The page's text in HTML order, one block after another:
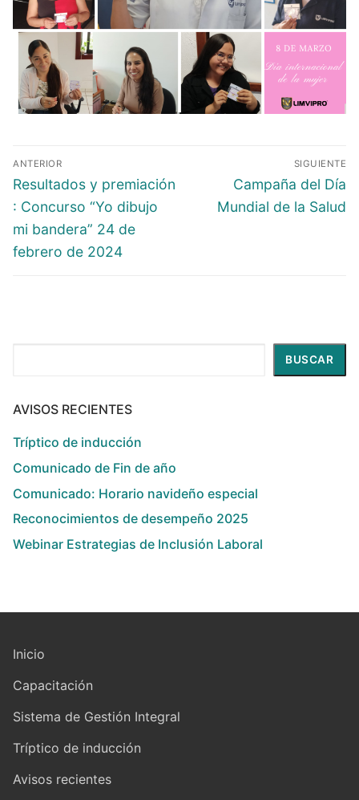
ANTERIOR
Resultados y premiación
: Concurso “Yo dibujo
mi bandera” 24 de
febrero de 2024
SIGUIENTE
Campaña del Día
Mundial de la Salud
BUSCAR
AVISOS RECIENTES
Tríptico de inducción
Comunicado de Fin de año
Comunicado: Horario navideño especial
Reconocimientos de desempeño 2025
Webinar Estrategias de Inclusión Laboral
Inicio
Capacitación
Sistema de Gestión Integral
Tríptico de inducción
Avisos recientes